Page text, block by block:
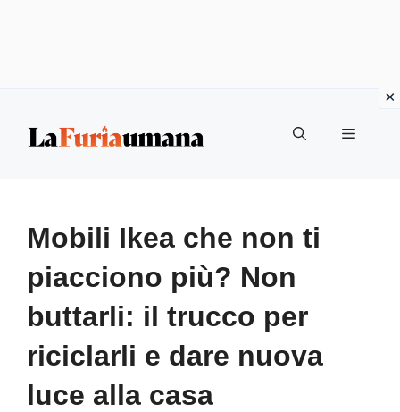
Menu
Mobili Ikea che non ti
piacciono più? Non
buttarli: il trucco per
riciclarli e dare nuova
luce alla casa